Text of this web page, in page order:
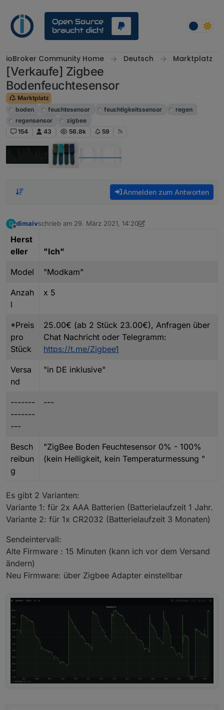
ioBroker Community Home Deutsch Marktplatz
[Verkaufe] Zigbee
Bodenfeuchtesensor
Marktplatz
boden
feuchtesensor feuchtigkeitssensor
regen
regensensor
zigbee
154
43 56.8k 59
Anmelden zum Antworten
D
Offline
dimaivschrieb am 29. März 2021, 14:20
zuletzt editiert von dimaiv
Herst
eller
"Ich"
Model "Modkam"
Anzah
l
x 5
*Preis
pro
Stück
25.00€ (ab 2 Stück 23.00€), Anfragen über
Chat Nachricht oder Telegramm:
https://t.me/Zigbee1
Versa
nd
"in DE inklusive"
-------
-------
---
---
Besch
reibun
g
"ZigBee Boden Feuchtesensor 0% - 100%
(kein Helligkeit, kein Temperaturmessung "
Es gibt 2 Varianten:
Variante 1: für 2x AAA Batterien (Batterielaufzeit 1 Jahr.
Variante 2: für 1x CR2032 (Batterielaufzeit 3 Monaten)
Sendeintervall:
Alte Firmware : 15 Minuten (kann ich vor dem Versand
ändern)
Neu Firmware: über Zigbee Adapter einstellbar